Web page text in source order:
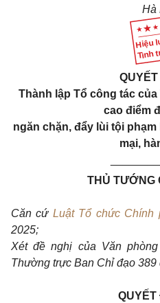
Hiệu
Tình
Hà
Thành lập Tổ công tác
cao điểm
ngăn chặn, đẩy lùi tội
mại,
THỦ TƯỚNG
Căn cứ Luật Tổ chức
2025;
Xét đề nghị của Văn
Thường trực Ban Chỉ đạo 389
QUYẾT